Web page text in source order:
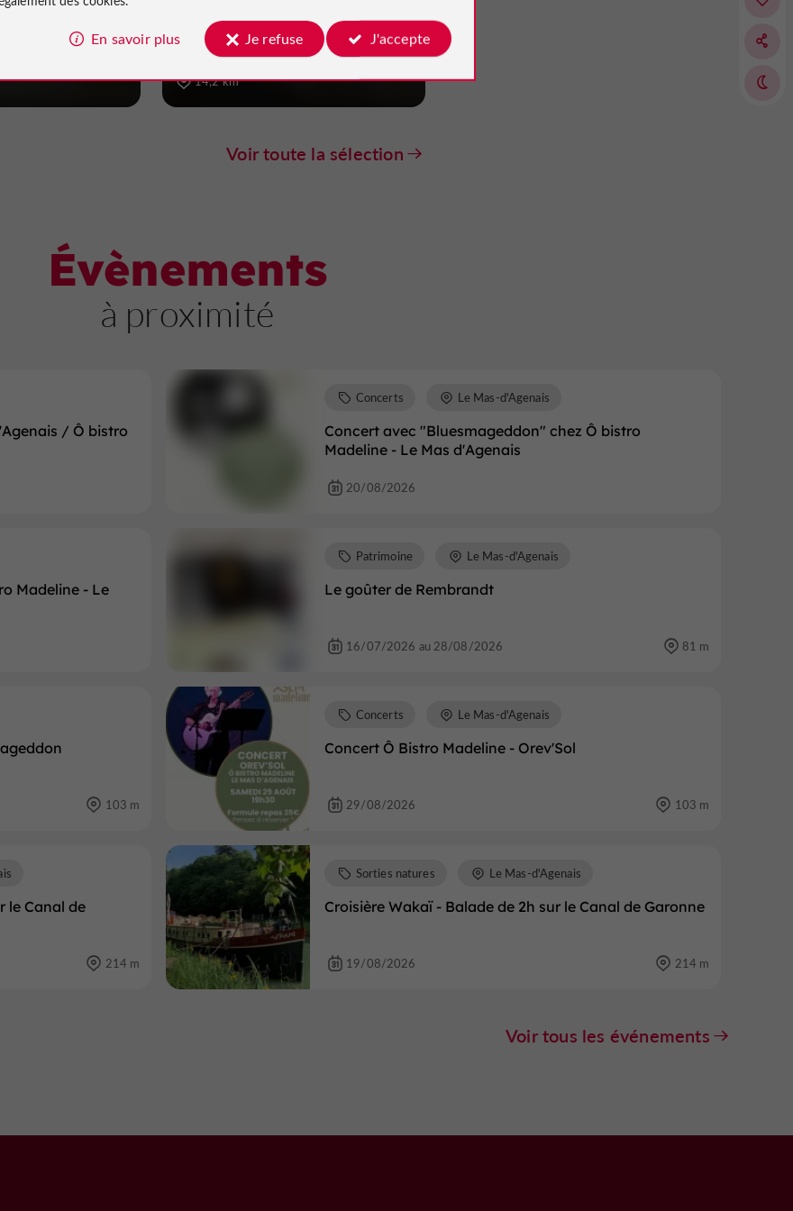
14,2 km
Voir toute la sélection
Évènements
à proximité
/ Ô bistro
Concert avec "Bluesmageddon" chez Ô bistro
Madeline - Le Mas d'Agenais
Concerts Le Mas-d'Agenais
20/08/2026
Madeline - Le
Le goûter de Rembrandt
Patrimoine Le Mas-d'Agenais
16/07/2026 au 28/08/2026 81 m
103 m
Concert Ô Bistro Madeline - Orev'Sol
Concerts Le Mas-d'Agenais
29/08/2026 103 m
le Canal de
214 m
Croisière Wakaï - Balade de 2h sur le Canal de Garonne
Sorties natures Le Mas-d'Agenais
19/08/2026 214 m
Voir tous les événements
En savoir plus Je refuse J'accepte